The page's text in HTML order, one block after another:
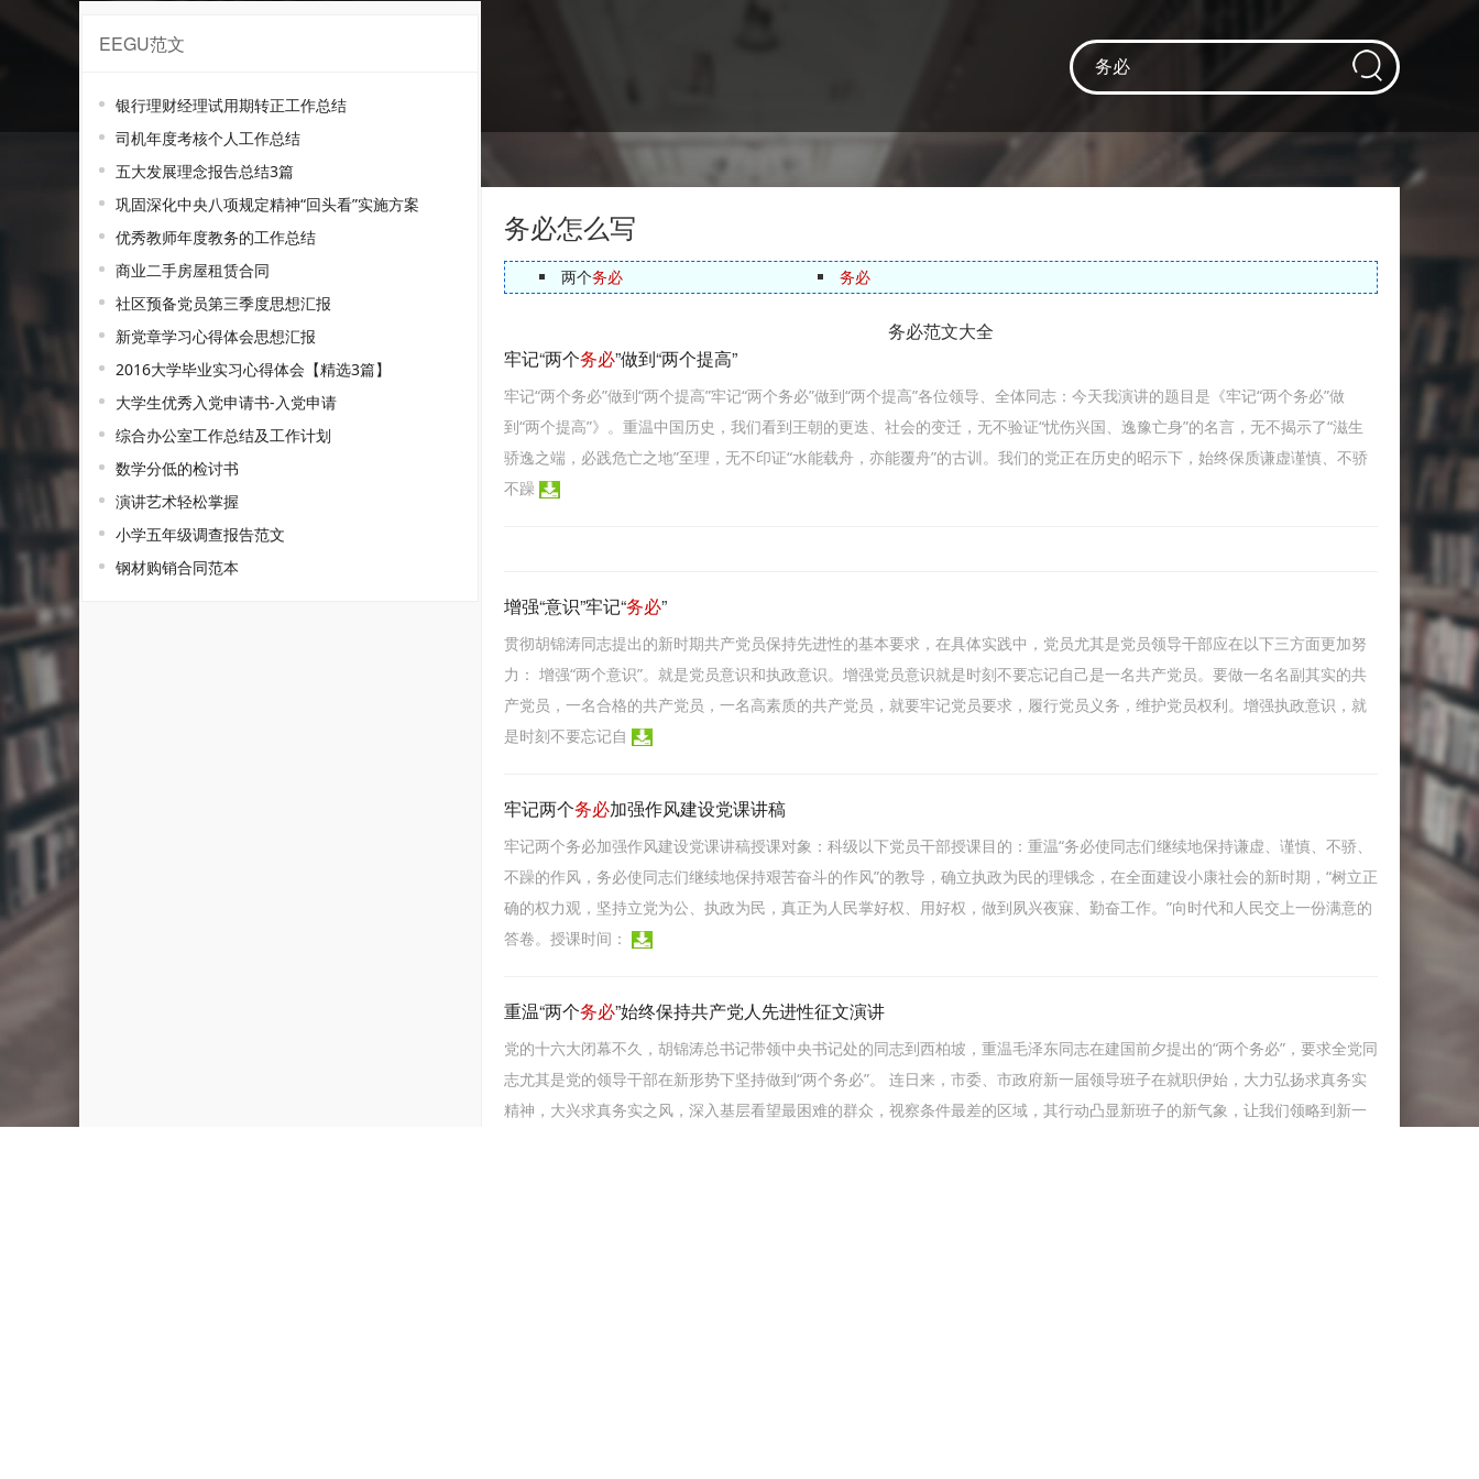
务必范文
EEGU范文
银行理财经理试用期转正工作总结
司机年度考核个人工作总结
五大发展理念报告总结3篇
巩固深化中央八项规定精神“回头看”实施方案
优秀教师年度教务的工作总结
商业二手房屋租赁合同
社区预备党员第三季度思想汇报
新党章学习心得体会思想汇报
2016大学毕业实习心得体会【精选3篇】
大学生优秀入党申请书-入党申请
综合办公室工作总结及工作计划
数学分低的检讨书
演讲艺术轻松掌握
小学五年级调查报告范文
钢材购销合同范本
务必怎么写
两个务必 务必
务必范文大全
牢记“两个务必”做到“两个提高”
牢记“两个务必”做到“两个提高”牢记“两个务必”做到“两个提高”各位领导、全体同志：今天我演讲的题目是《牢记“两个务必”做
到“两个提高”》。重温中国历史，我们看到王朝的更迭、社会的变迁，无不验证“忧伤兴国、逸豫亡身”的名言，无不揭示了“滋生
骄逸之端，必践危亡之地”至理，无不印证“水能载舟，亦能覆舟”的古训。我们的党正在历史的昭示下，始终保质谦虚谨慎、不骄
不躁
增强“意识”牢记“务必”
贯彻胡锦涛同志提出的新时期共产党员保持先进性的基本要求，在具体实践中，党员尤其是党员领导干部应在以下三方面更加努
力： 增强“两个意识”。就是党员意识和执政意识。增强党员意识就是时刻不要忘记自己是一名共产党员。要做一名名副其实的共
产党员，一名合格的共产党员，一名高素质的共产党员，就要牢记党员要求，履行党员义务，维护党员权利。增强执政意识，就
是时刻不要忘记自
牢记两个务必加强作风建设党课讲稿
牢记两个务必加强作风建设党课讲稿授课对象：科级以下党员干部授课目的：重温“务必使同志们继续地保持谦虚、谨慎、不骄、
不躁的作风，务必使同志们继续地保持艰苦奋斗的作风”的教导，确立执政为民的理锇念，在全面建设小康社会的新时期，“树立正
确的权力观，坚持立党为公、执政为民，真正为人民掌好权、用好权，做到夙兴夜寐、勤奋工作。”向时代和人民交上一份满意的
答卷。授课时间：
重温“两个务必”始终保持共产党人先进性征文演讲
党的十六大闭幕不久，胡锦涛总书记带领中央书记处的同志到西柏坡，重温毛泽东同志在建国前夕提出的“两个务必”，要求全党同
志尤其是党的领导干部在新形势下坚持做到“两个务必”。 连日来，市委、市政府新一届领导班子在就职伊始，大力弘扬求真务实
精神，大兴求真务实之风，深入基层看望最困难的群众，视察条件最差的区域，其行动凸显新班子的新气象，让我们领略到新一